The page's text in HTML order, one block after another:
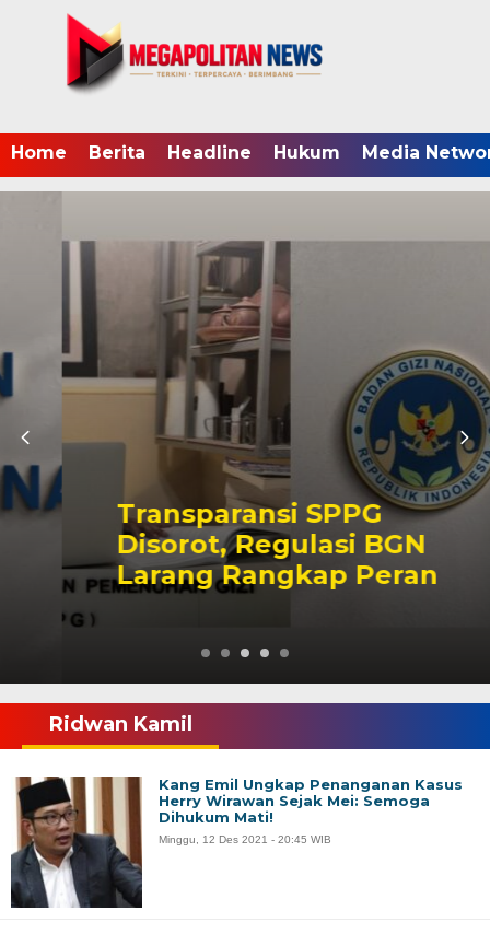
Home Berita Headline Hukum Media
Transparansi SPPG
Disorot, Regulasi BGN
Larang Rangkap Peran
Ridwan Kamil
Kang Emil Ungkap Penanganan Kasus
Herry Wirawan Sejak Mei: Semoga
Dihukum Mati!
Minggu, 12 Des 2021 - 20:45 WIB